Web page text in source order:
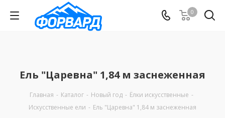
0
Ель "Царевна" 1,84 м заснеженная
Главная - Каталог - Новый год - Ёлки искусственные -
Искусственные ели - Ель "Царевна" 1,84 м заснеженная